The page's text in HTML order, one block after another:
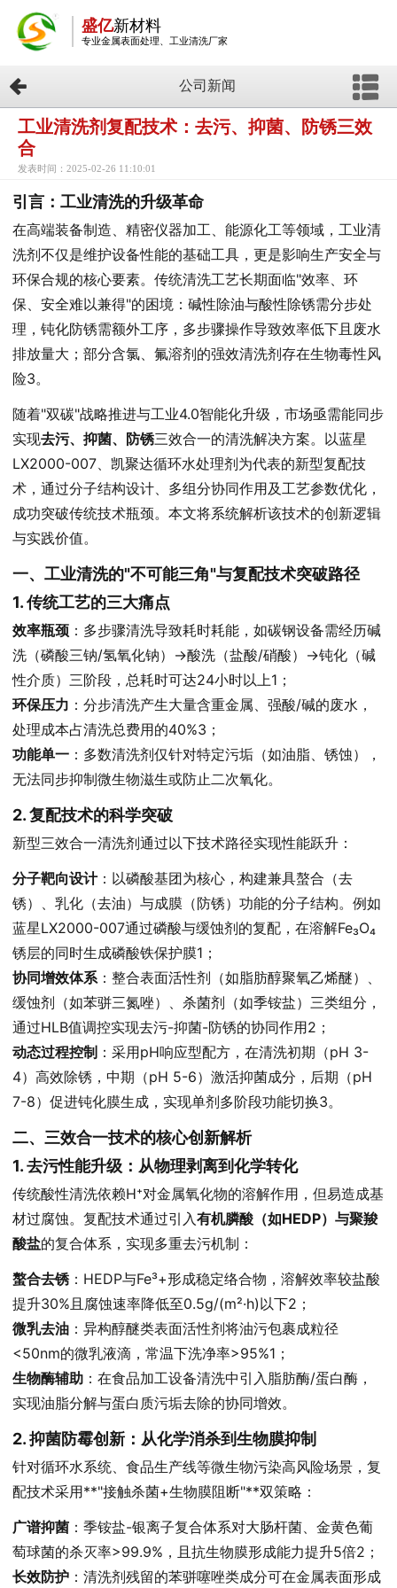
盛亿新材料
专业金属表面处理、工业清洗厂家
公司新闻
工业清洗剂复配技术：去污、抑菌、防锈三效
合
发表时间：2025-02-26 11:10:01
引言：工业清洗的升级革命
在高端装备制造、精密仪器加工、能源化工等领域，工业清
洗剂不仅是维护设备性能的基础工具，更是影响生产安全与
环保合规的核心要素。传统清洗工艺长期面临"效率、环
保、安全难以兼得"的困境：碱性除油与酸性除锈需分步处
理，钝化防锈需额外工序，多步骤操作导致效率低下且废水
排放量大；部分含氯、氟溶剂的强效清洗剂存在生物毒性风
险3。
随着"双碳"战略推进与工业4.0智能化升级，市场亟需能同步
实现去污、抑菌、防锈三效合一的清洗解决方案。以蓝星
LX2000-007、凯聚达循环水处理剂为代表的新型复配技
术，通过分子结构设计、多组分协同作用及工艺参数优化，
成功突破传统技术瓶颈。本文将系统解析该技术的创新逻辑
与实践价值。
一、工业清洗的"不可能三角"与复配技术突破路径
1. 传统工艺的三大痛点
效率瓶颈 ：多步骤清洗导致耗时耗能，如碳钢设备需经历碱
洗（磷酸三钠/氢氧化钠）→酸洗（盐酸/硝酸）→钝化（碱
性介质）三阶段，总耗时可达24小时以上1；
环保压力 ：分步清洗产生大量含重金属、强酸/碱的废水，
处理成本占清洗总费用的40%3；
功能单一 ：多数清洗剂仅针对特定污垢（如油脂、锈蚀），
无法同步抑制微生物滋生或防止二次氧化。
2. 复配技术的科学突破
新型三效合一清洗剂通过以下技术路径实现性能跃升：
分子靶向设计：以磷酸基团为核心，构建兼具螯合（去
锈）、乳化（去油）与成膜（防锈）功能的分子结构。例如
蓝星LX2000-007通过磷酸与缓蚀剂的复配，在溶解Fe₃O₄
锈层的同时生成磷酸铁保护膜1；
协同增效体系：整合表面活性剂（如脂肪醇聚氧乙烯醚）、
缓蚀剂（如苯骈三氮唑）、杀菌剂（如季铵盐）三类组分，
通过HLB值调控实现去污-抑菌-防锈的协同作用2；
动态过程控制 ：采用pH响应型配方，在清洗初期（pH 3-
4）高效除锈，中期（pH 5-6）激活抑菌成分，后期（pH
7-8）促进钝化膜生成，实现单剂多阶段功能切换3。
二、三效合一技术的核心创新解析
1. 去污性能升级：从物理剥离到化学转化
传统酸性清洗依赖H⁺对金属氧化物的溶解作用，但易造成基
材过腐蚀。复配技术通过引入有机膦酸（如HEDP）与聚羧
酸盐的复合体系，实现多重去污机制：
螯合去锈：HEDP与Fe³+形成稳定络合物，溶解效率较盐酸
提升30%且腐蚀速率降低至0.5g/(m²·h)以下2；
微乳去油 ：异构醇醚类表面活性剂将油污包裹成粒径
<50nm的微乳液滴，常温下洗净率>95%1；
生物酶辅助 ：在食品加工设备清洗中引入脂肪酶/蛋白酶，
实现油脂分解与蛋白质污垢去除的协同增效。
2. 抑菌防霉创新：从化学消杀到生物膜抑制
针对循环水系统、食品生产线等微生物污染高风险场景，复
配技术采用**"接触杀菌+生物膜阻断"**双策略：
广谱抑菌 ：季铵盐-银离子复合体系对大肠杆菌、金黄色葡
萄球菌的杀灭率>99.9%，且抗生物膜形成能力提升5倍2；
长效防护 ：清洗剂残留的苯骈噻唑类成分可在金属表面形成